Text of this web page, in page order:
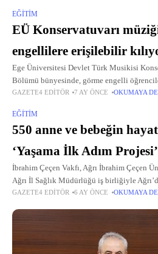
EĞITIM
EÜ Konservatuvarı
engellilere erişilebilir
Ege Üniversitesi Devlet Türk Musikisi
Bölümü bünyesinde, görme engelli
erişimini artırmaya yönelik çalışmalar
GAZETE4 EDITÖR 7 AY ÖNCE OKUMAYA
EĞITIM
550 anne ve bebeğin
‘Yaşama İlk Adım
İbrahim Çeçen Vakfı, Ağrı İbrahim Çeçen
Ağrı İl Sağlık Müdürlüğü iş birliğiyle
Adım’ projesi, dördüncü yılına girdi.
GAZETE4 EDITÖR 6 AY ÖNCE OKUMAYA